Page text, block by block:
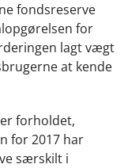
fondsreserve
for
lagt vægt
at kende
forholdet,
for 2017 har
særskilt i